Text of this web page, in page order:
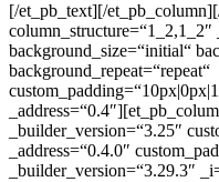
[/et_pb_text][/
background_size=“initial“
background_repeat=“repeat“
_builder_version=“3.25″
_address=“0.4.0″
_builder_version=“3.29.3″